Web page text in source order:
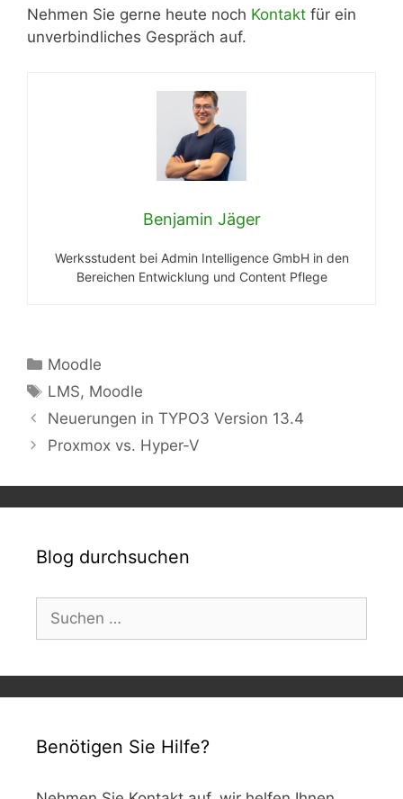
Nehmen Sie gerne heute noch Kontakt für ein
unverbindliches Gespräch auf.
Benjamin Jäger
Werksstudent bei Admin Intelligence GmbH in den
Bereichen Entwicklung und Content Pflege
Kategorien
Moodle
Schlagwörter
LMS, Moodle
Neuerungen in TYPO3 Version 13.4
Proxmox vs. Hyper-V
Blog durchsuchen
nach:
Benötigen Sie Hilfe?